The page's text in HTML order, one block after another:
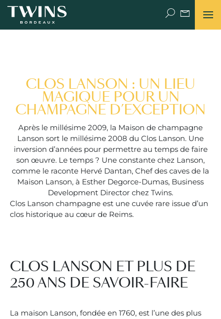
UNE HISTOIRE DE FAMILLE
THE PLACE (DE BORDEAUX) TO BE
NEWS
VIDÉOS
LET’S TALK
FACE TO FACE
EN
CLOS LANSON : UN LIEU
MAGIQUE POUR UN
CHAMPAGNE D’EXCEPTION
Après le millésime 2009, la Maison de champagne
Lanson sort le millésime 2008 du Clos Lanson. Une
inversion d’années pour permettre au temps de faire
son œuvre. Le temps ? Une constante chez Lanson,
comme le raconte Hervé Dantan, Chef des caves de la
Maison Lanson, à Esther Degorce-Dumas, Business
Development Director chez Twins.
Clos Lanson champagne est une cuvée rare issue d’un
clos historique au cœur de Reims.
CLOS LANSON ET PLUS DE
250 ANS DE SAVOIR-FAIRE
La maison Lanson, fondée en 1760, est l’une des plus